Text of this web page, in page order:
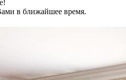
в ближайшее время.